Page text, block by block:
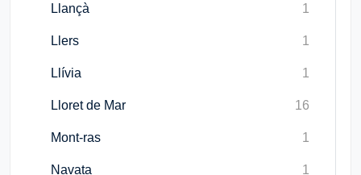
Llançà 1
Llers 1
Llívia 1
Lloret de Mar 16
Mont-ras 1
Navata 1